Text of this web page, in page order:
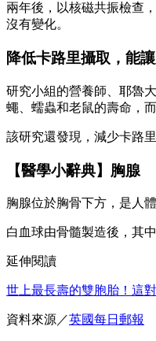
兩年後，以核磁共振檢查
沒有變化。
降低卡路里攝取，能
研究小組的營養師、耶魯
蠅、蠕蟲和老鼠的壽命，
該研究還發現，減少卡路
【醫學小辭典】胸腺
胸腺位於胸骨下方，是人
白血球由骨髓製造後，其
延伸閱讀
世上最長壽的雙胞胎！這
資料來源／英國每日郵報